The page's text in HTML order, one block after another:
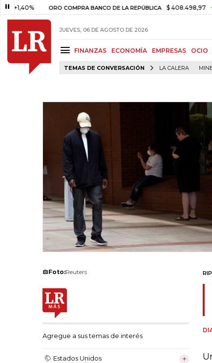
ORO COMPRA BANCO DE LA REPÚBLICA $ 408.498,97 +$
JUEVES, 06 DE AGOSTO DE 2026
FINANZAS ECONOMÍA EMPRESAS OCIO
TEMAS DE CONVERSACIÓN LA CALERA
Foto:Reuters
Agregue a sus temas de interés
Estados Unidos